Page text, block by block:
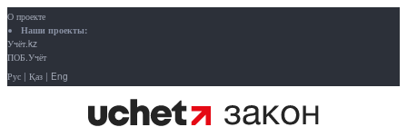
О проекте
Наши проекты:
Учёт.kz
ПОБ.Учёт
Рус | Қаз | Eng